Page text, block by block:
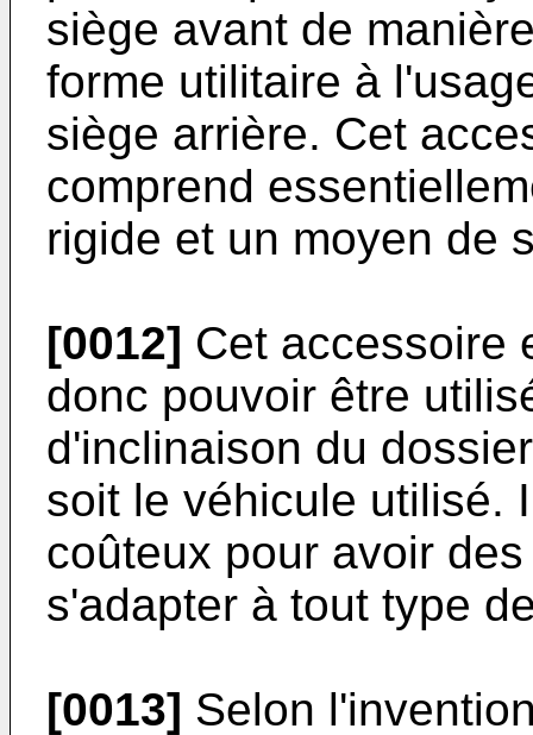
siège avant de
forme utilitaire à
siège arrière. Cet
comprend
rigide et un moyen de
[0012] Cet accessoire
donc pouvoir être
d'inclinaison du
soit le véhicule utilisé.
coûteux pour avoir
s'adapter à tout type
[0013] Selon